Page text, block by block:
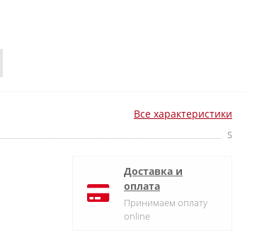
Все характеристики
S
Доставка и
оплата
Принимаем оплату
online